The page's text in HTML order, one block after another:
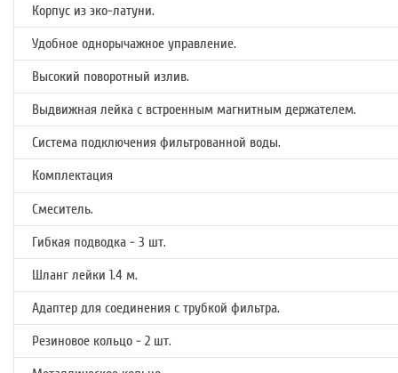
Корпус из эко-латуни.
Удобное однорычажное управление.
Высокий поворотный излив.
Выдвижная лейка с встроенным магнитным держателем.
Система подключения фильтрованной воды.
Комплектация
Смеситель.
Гибкая подводка - 3 шт.
Шланг лейки 1.4 м.
Адаптер для соединения с трубкой фильтра.
Резиновое кольцо - 2 шт.